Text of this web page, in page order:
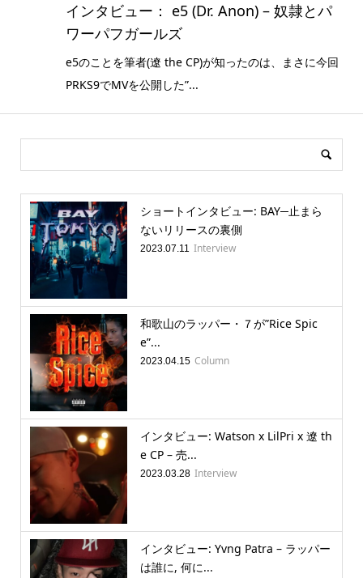
インタビュー： e5 (Dr. Anon) – 奴隷とパ
ワーパフガールズ
e5のことを筆者(遼 the CP)が知ったのは、まさに今回
PRKS9でMVを公開した”...
ショートインタビュー: BAY─止まら
ないリリースの裏側
2023.07.11 Interview
和歌山のラッパー・７が”Rice Spic
e”...
2023.04.15 Column
インタビュー: Watson x LilPri x 遼 th
e CP – 売...
2023.03.28 Interview
インタビュー: Yvng Patra – ラッパー
は誰に, 何に...